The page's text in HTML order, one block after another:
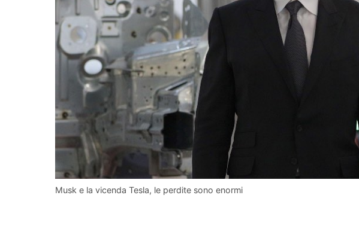
Musk e la vicenda Tesla, le perdite sono enormi